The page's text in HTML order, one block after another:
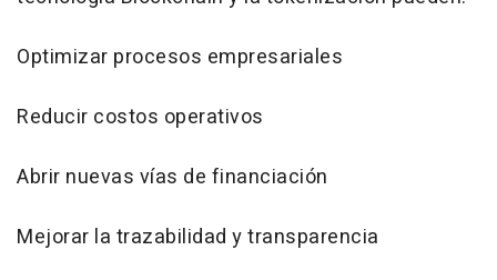
Optimizar procesos empresariales
Reducir costos operativos
Abrir nuevas vías de financiación
Mejorar la trazabilidad y transparencia